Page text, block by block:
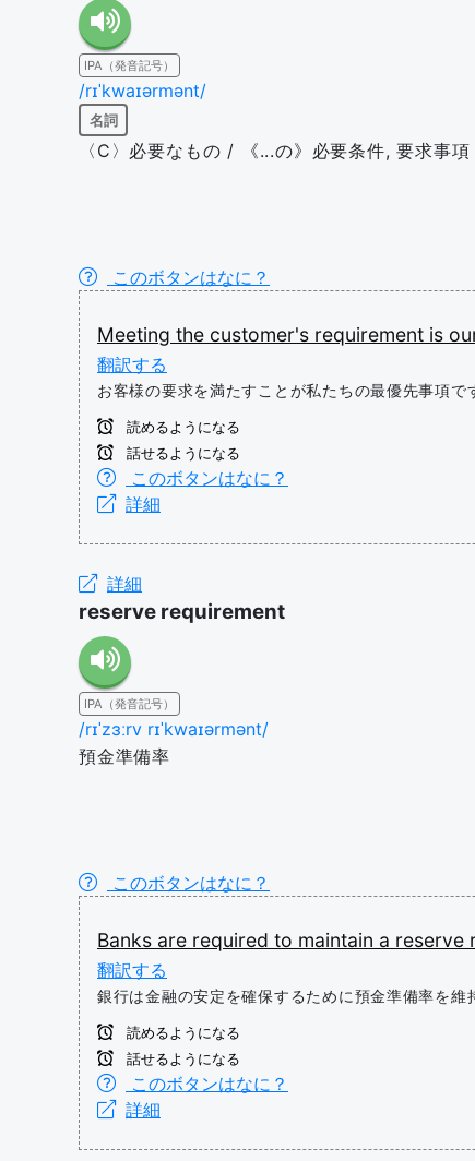
IPA（発音記号）
/rɪˈkwaɪərmənt/
名詞
〈C〉必要なもの / 《...の》必要条件, 要求事
このボタンはなに？
Meeting the customer's requirement is
翻訳する
お客様の要求を満たすことが私たちの最優先事項で
読めるようになる
話せるようになる
このボタンはなに？
詳細
詳細
reserve requirement
IPA（発音記号）
/rɪˈzɜːrv rɪˈkwaɪərmənt/
預金準備率
このボタンはなに？
Banks are required to maintain a reserve
翻訳する
銀行は金融の安定を確保するために預金準備率を維
読めるようになる
話せるようになる
このボタンはなに？
詳細